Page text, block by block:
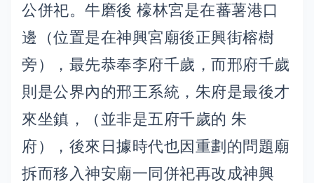
公併祀。牛磨後 檺林宮是在蕃薯港口
邊（位置是在神興宮廟後正興街榕樹
旁），最先恭奉李府千歲，而邢府千歲
則是公界內的邢王系統，朱府是最後才
來坐鎮，（並非是五府千歲的 朱
府），後來日據時代也因重劃的問題廟
拆而移入神安廟一同併祀再改成神興